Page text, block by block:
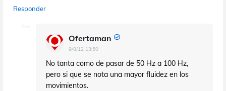
Responder
Ofertaman
9/8/12 13:50
No tanta como de pasar de 50 Hz a 100 Hz,
pero si que se nota una mayor fluidez en los
movimientos.